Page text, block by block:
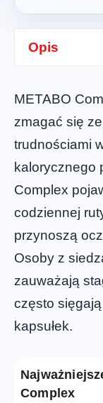
Opis
METABO
zmagać się
trudnościami
kalorycznego
Complex
codziennej
przynoszą
Osoby z
zauważają
często
kapsułek.
Complex